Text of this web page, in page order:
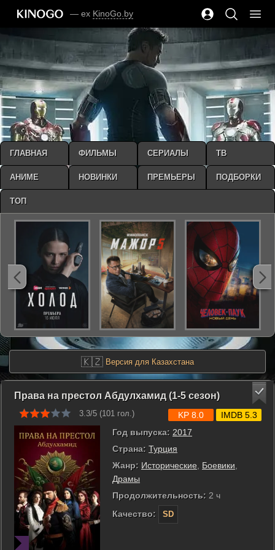
— ex KinoGo.by
🇰🇿 Версия для Казахстана
Права на престол Абдулхамид (1-5 сезон)
3.3/5 (101 гол.)
Год выпуска: 2017
Страна: Турция
Жанр: Исторические Боевики
Драмы
Продолжительность: 2 ч
Качество:
SD
KP 8.0 IMDB 5.3
ГЛАВНАЯ ФИЛЬМЫ СЕРИАЛЫ ТВ
АНИМЕ НОВИНКИ ПРЕМЬЕРЫ ПОДБОРКИ
ТОП